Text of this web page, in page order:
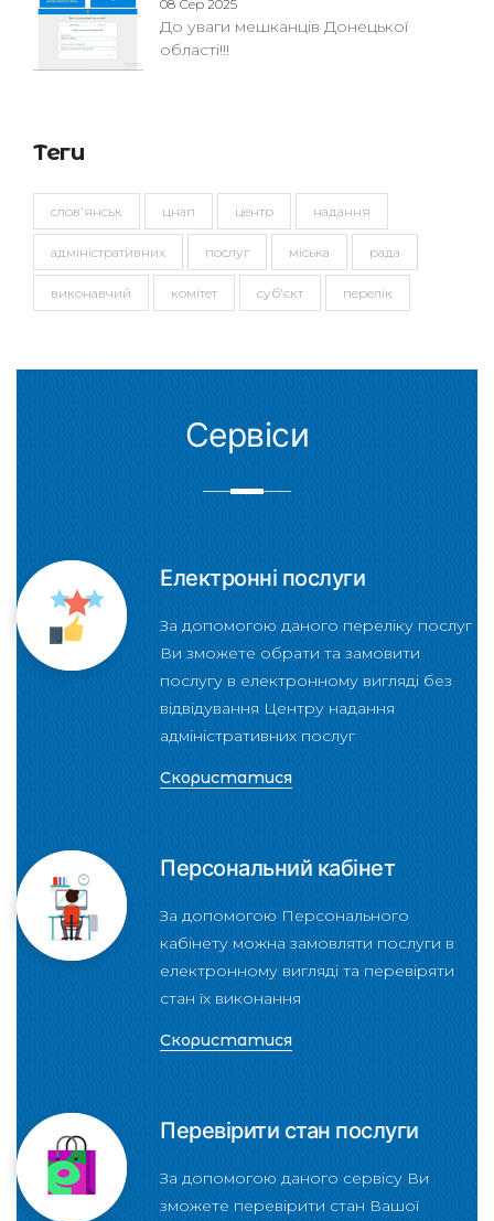
08 Сер 2025
До уваги мешканців Донецької
області!!!
Теги
слов'янськ цнап центр надання
адміністративних послуг міська рада
виконавчий комітет суб'єкт перелік
Сервіси
Електронні послуги
За допомогою даного переліку послуг
Ви зможете обрати та замовити
послугу в електронному вигляді без
відвідування Центру надання
адміністративних послуг
Скористатися
Персональний кабінет
За допомогою Персонального
кабінету можна замовляти послуги в
електронному вигляді та перевіряти
стан їх виконання
Скористатися
Перевірити стан послуги
За допомогою даного сервісу Ви
зможете перевірити стан Вашої